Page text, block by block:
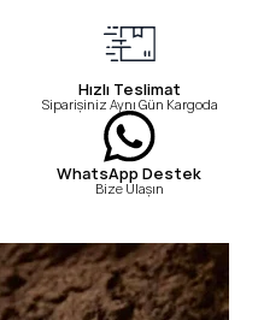
Hızlı Teslimat
Siparişiniz Aynı Gün Kargoda
WhatsApp Destek
Bize Ulaşın